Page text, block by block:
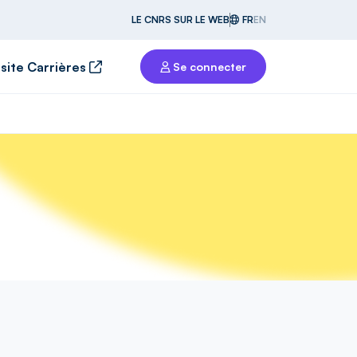
LE CNRS SUR LE WEB FREN
Carrières Se connecter